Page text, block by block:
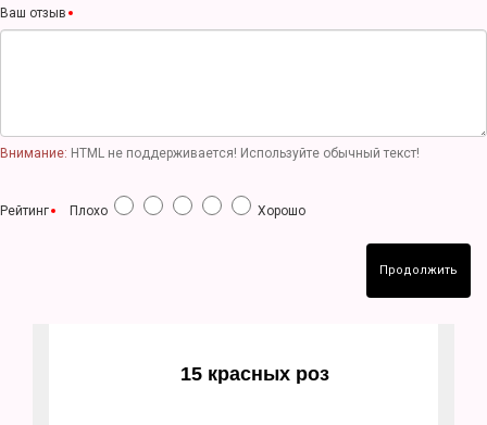
Ваш отзыв
Внимание: HTML не поддерживается! Используйте обычный текст!
Рейтинг Плохо Хорошо
Продолжить
15 красных роз